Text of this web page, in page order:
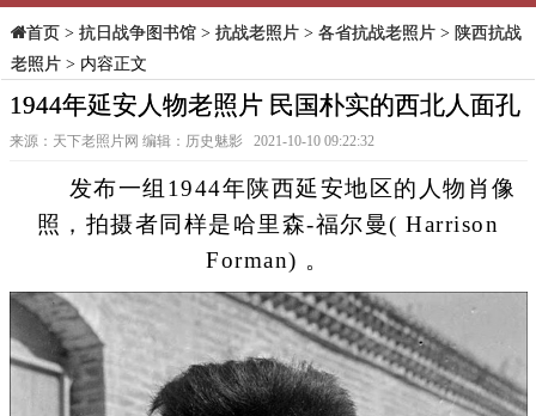
首页> 抗日战争图书馆> 抗战老照片> 各省抗战老照片> 陕西抗战
老照片> 内容正文
1944年延安人物老照片 民国朴实的西北人面孔
来源：天下老照片网 编辑：历史魅影 2021-10-10 09:22:32
发布一组1944年陕西延安地区的人物肖像
照，拍摄者同样是哈里森-福尔曼( Harrison
Forman) 。